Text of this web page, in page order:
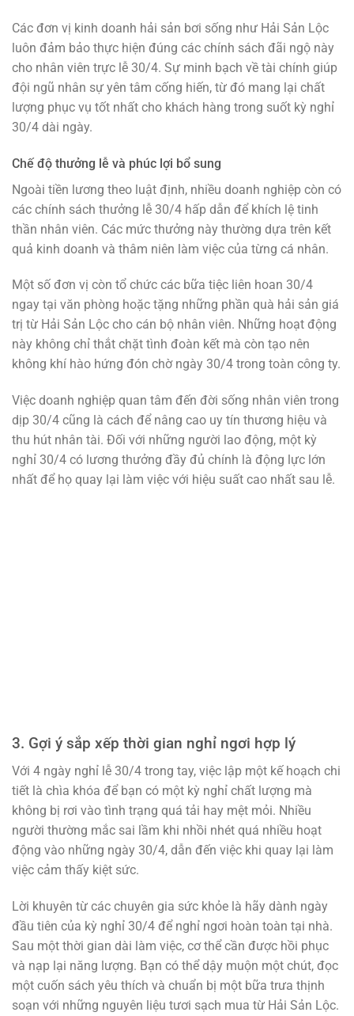
Các đơn vị kinh doanh hải sản bơi sống như Hải Sản Lộc
luôn đảm bảo thực hiện đúng các chính sách đãi ngộ này
cho nhân viên trực lễ 30/4. Sự minh bạch về tài chính giúp
đội ngũ nhân sự yên tâm cống hiến, từ đó mang lại chất
lượng phục vụ tốt nhất cho khách hàng trong suốt kỳ nghỉ
30/4 dài ngày.
Chế độ thưởng lễ và phúc lợi bổ sung
Ngoài tiền lương theo luật định, nhiều doanh nghiệp còn có
các chính sách thưởng lễ 30/4 hấp dẫn để khích lệ tinh
thần nhân viên. Các mức thưởng này thường dựa trên kết
quả kinh doanh và thâm niên làm việc của từng cá nhân.
Một số đơn vị còn tổ chức các bữa tiệc liên hoan 30/4
ngay tại văn phòng hoặc tặng những phần quà hải sản giá
trị từ Hải Sản Lộc cho cán bộ nhân viên. Những hoạt động
này không chỉ thắt chặt tình đoàn kết mà còn tạo nên
không khí hào hứng đón chờ ngày 30/4 trong toàn công ty.
Việc doanh nghiệp quan tâm đến đời sống nhân viên trong
dịp 30/4 cũng là cách để nâng cao uy tín thương hiệu và
thu hút nhân tài. Đối với những người lao động, một kỳ
nghỉ 30/4 có lương thưởng đầy đủ chính là động lực lớn
nhất để họ quay lại làm việc với hiệu suất cao nhất sau lễ.
3. Gợi ý sắp xếp thời gian nghỉ ngơi hợp lý
Với 4 ngày nghỉ lễ 30/4 trong tay, việc lập một kế hoạch chi
tiết là chìa khóa để bạn có một kỳ nghỉ chất lượng mà
không bị rơi vào tình trạng quá tải hay mệt mỏi. Nhiều
người thường mắc sai lầm khi nhồi nhét quá nhiều hoạt
động vào những ngày 30/4, dẫn đến việc khi quay lại làm
việc cảm thấy kiệt sức.
Lời khuyên từ các chuyên gia sức khỏe là hãy dành ngày
đầu tiên của kỳ nghỉ 30/4 để nghỉ ngơi hoàn toàn tại nhà.
Sau một thời gian dài làm việc, cơ thể cần được hồi phục
và nạp lại năng lượng. Bạn có thể dậy muộn một chút, đọc
một cuốn sách yêu thích và chuẩn bị một bữa trưa thịnh
soạn với những nguyên liệu tươi sạch mua từ Hải Sản Lộc.